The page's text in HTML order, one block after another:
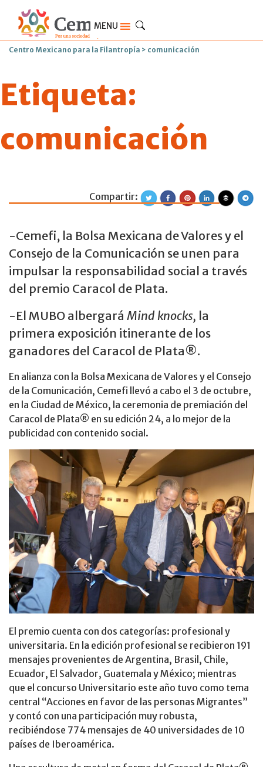
MENU
Centro Mexicano para la Filantropía > comunicación
Etiqueta:
comunicación
Caracol de Plata
Compartir:
-Cemefi, la Bolsa Mexicana de Valores y el
Consejo de la Comunicación se unen para
impulsar la responsabilidad social a través
del premio Caracol de Plata.
-El MUBO albergará Mind knocks, la
primera exposición itinerante de los
ganadores del Caracol de Plata®.
En alianza con la Bolsa Mexicana de Valores y el Consejo
de la Comunicación, Cemefi llevó a cabo el 3 de octubre,
en la Ciudad de México, la ceremonia de premiación del
Caracol de Plata® en su edición 24, a lo mejor de la
publicidad con contenido social.
El premio cuenta con dos categorías: profesional y
universitaria. En la edición profesional se recibieron 191
mensajes provenientes de Argentina, Brasil, Chile,
Ecuador, El Salvador, Guatemala y México; mientras
que el concurso Universitario este año tuvo como tema
central “Acciones en favor de las personas Migrantes”
y contó con una participación muy robusta,
recibiéndose 774 mensajes de 40 universidades de 10
países de Iberoamérica.